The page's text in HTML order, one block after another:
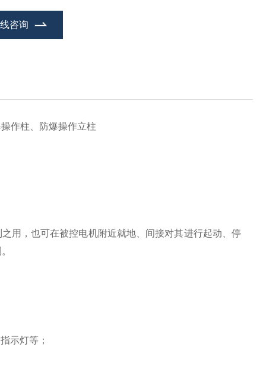
咨询
作柱、防爆操作立柱
用，也可在被控电机附近就地、间接对其进行起动、停
示灯等；